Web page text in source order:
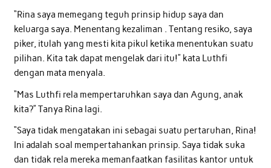
“Rina saya memegang teguh prinsip hidup saya dan
keluarga saya. Menentang kezaliman . Tentang resiko, saya
piker, itulah yang mesti kita pikul ketika menentukan suatu
pilihan. Kita tak dapat mengelak dari itu!” kata Luthfi
dengan mata menyala.
“Mas Luthfi rela mempertaruhkan saya dan Agung, anak
kita?” Tanya Rina lagi.
“Saya tidak mengatakan ini sebagai suatu pertaruhan, Rina!
Ini adalah soal mempertahankan prinsip. Saya tidak suka
dan tidak rela mereka memanfaatkan fasilitas kantor untuk